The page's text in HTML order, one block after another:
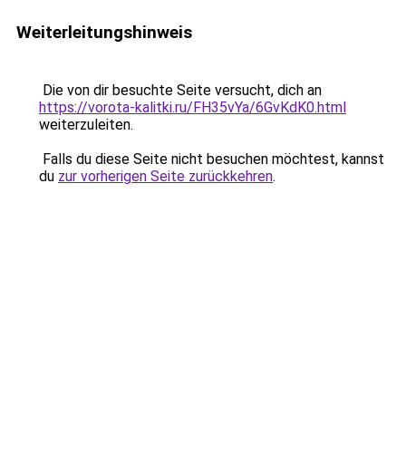
Weiterleitungshinweis
Die von dir besuchte Seite versucht, dich an
https://vorota-kalitki.ru/FH35vYa/6GvKdK0.html
weiterzuleiten.
Falls du diese Seite nicht besuchen möchtest, kannst
du zur vorherigen Seite zurückkehren.